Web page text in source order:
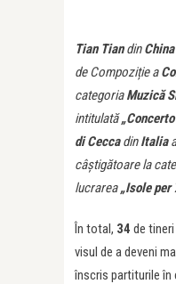
Tian TiandinChina
de Compoziție a
categoriaMuzică
intitulată„
di CeccadinItalia
câștigătoare la
lucrarea„Isole
În total, 34 de
visul de a deveni
înscris partiturile în